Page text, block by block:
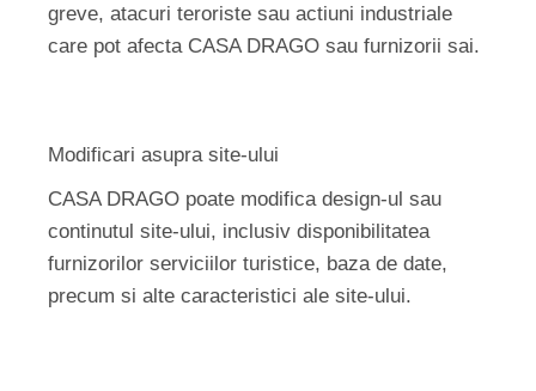
greve, atacuri teroriste sau actiuni industriale
care pot afecta CASA DRAGO sau furnizorii sai.
Modificari asupra site-ului
CASA DRAGO poate modifica design-ul sau
continutul site-ului, inclusiv disponibilitatea
furnizorilor serviciilor turistice, baza de date,
precum si alte caracteristici ale site-ului.